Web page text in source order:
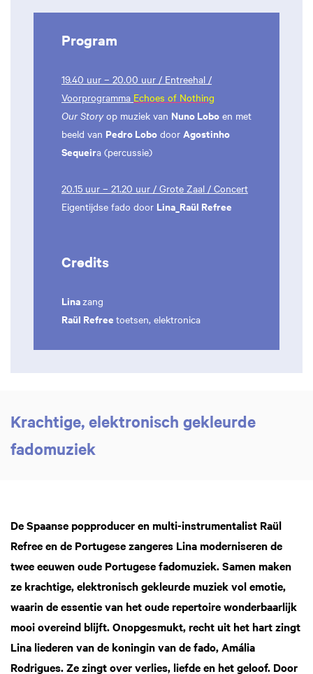
Program
19.40 uur – 20.00 uur / Entreehal /
Voorprogramma Echoes of Nothing
Our Storyop muziek van Nuno Lobo en met
beeld van Pedro Lobo door Agostinho
Sequeira (percussie)
20.15 uur – 21.20 uur / Grote Zaal / Concert
Eigentijdse fado door Lina_Raül Refree
Credits
Linazang
Raül Refree toetsen, elektronica
Krachtige, elektronisch gekleurde
fadomuziek
De Spaanse popproducer en multi-instrumentalist Raül
Refree en de Portugese zangeres Lina moderniseren de
twee eeuwen oude Portugese fadomuziek. Samen maken
ze krachtige, elektronisch gekleurde muziek vol emotie,
waarin de essentie van het oude repertoire wonderbaarlijk
mooi overeind blijft. Onopgesmukt, recht uit het hart zingt
Lina liederen van de koningin van de fado, Amália
Rodrigues. Ze zingt over verlies, liefde en het geloof. Door